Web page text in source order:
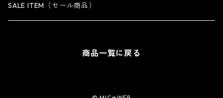
iPhone 14 Pro Max専用ケース
iPhone 13 Pro専用ケース
SALE ITEM（セール商品）
商品一覧に戻る